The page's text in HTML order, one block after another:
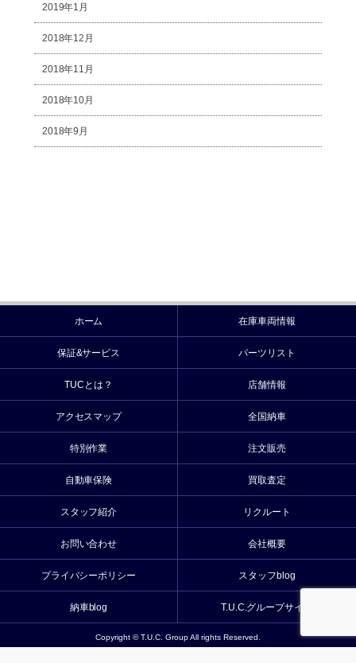
2019年1月
2018年12月
2018年11月
2018年10月
2018年9月
ホーム 在庫車両情報
保証&サービス パーツリスト
TUCとは？ 店舗情報
アクセスマップ 全国納車
特別作業 注文販売
自動車保険 買取査定
スタッフ紹介 リクルート
お問い合わせ 会社概要
プライバシーポリシー スタッフblog
納車blog T.U.C.グループサイト
Copyright © T.U.C. Group All rights Reserved.